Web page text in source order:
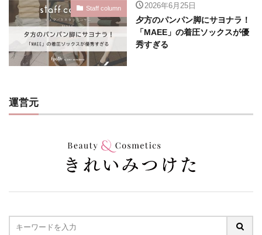
Staff column 2026年6月25日
夕方のパンパン脚にサヨナラ！
「MAEE」の着圧ソックスが優
秀すぎる
運営元